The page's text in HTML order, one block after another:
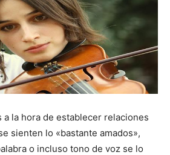
la hora de establecer relaciones
sienten lo «bastante amados»,
o incluso tono de voz se lo